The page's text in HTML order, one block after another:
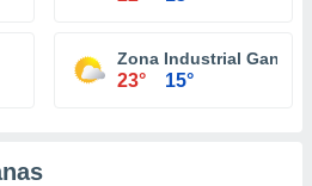
Zona Industrial Gante
23° 15°